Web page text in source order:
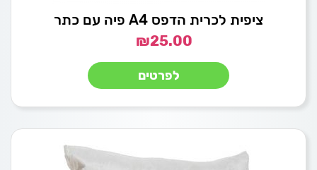
ציפית לכרית הדפס A4 פיה עם כתר
₪25.00
לפרטים